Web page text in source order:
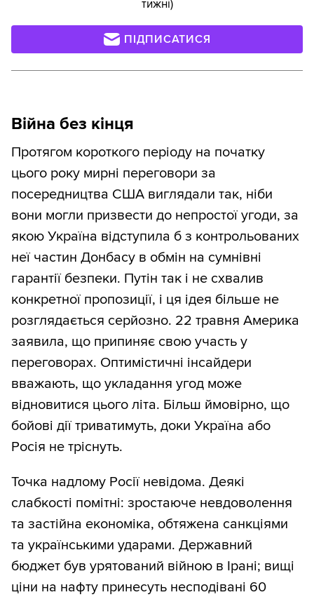
тижні)
ПІДПИСАТИСЯ
Війна без кінця
Протягом короткого періоду на початку
цього року мирні переговори за
посередництва США виглядали так, ніби
вони могли призвести до непростої угоди, за
якою Україна відступила б з контрольованих
неї частин Донбасу в обмін на сумнівні
гарантії безпеки. Путін так і не схвалив
конкретної пропозиції, і ця ідея більше не
розглядається серйозно. 22 травня Америка
заявила, що припиняє свою участь у
переговорах. Оптимістичні інсайдери
вважають, що укладання угод може
відновитися цього літа. Більш ймовірно, що
бойові дії триватимуть, доки Україна або
Росія не тріснуть.
Точка надлому Росії невідома. Деякі
слабкості помітні: зростаюче невдоволення
та застійна економіка, обтяжена санкціями
та українськими ударами. Державний
бюджет був урятований війною в Ірані; вищі
ціни на нафту принесуть несподівані 60